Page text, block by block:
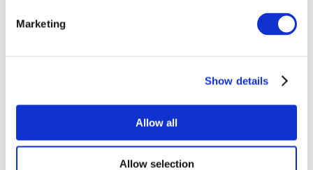
Marketing
Show details
Allow all
Allow selection
Без поджанра
Применить